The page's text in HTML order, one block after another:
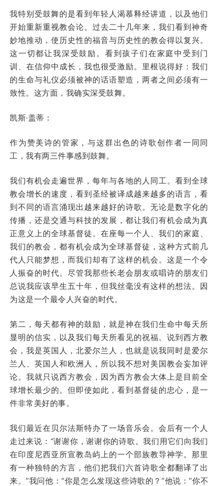
我特别受鼓舞的是看到年轻人渴慕释经讲道，以及他们
开始重新重视教会论。过去二十几年来，我们看到神奇
妙地推动，使历史性的福音与历史性的教会得以复兴。
这一切都让我深受鼓励。看到孩子们在家庭中受到门
训、在信仰中成长，我也很受激励。里根说得好：我们
的生命与礼仪必须被神的话语塑造，两者之间必须有一
致性。这方面，我确实深受鼓舞。
凯斯·盖蒂：
作为赞美诗的管家，与这群出色的诗歌创作者一同同
工，我有两三件事感到鼓舞。
我们有机会走遍世界，每年与各地的人同工。看到全球
教会增长的速度，看到圣经被译成越来越多的语言，看
到不同的语言涌现出越来越好的诗歌。无论是数字化的
传播，还是交通与科技的发展，都让我们有机会成为真
正意义上的全球基督徒。在座每一个人、我们的家庭、
我们的教会，都有机会成为全球基督徒，这种方式前几
代人只能梦想，而我们却有了这样的机会。这是一个令
人振奋的时代。尽管我那些长老会朋友或唱诗的朋友们
总说我应该早生五十年，但我丝毫没有这样的想法。因
为这是一个最令人兴奋的时代。
第二，每天都有神的鼓励，就是神在我们生命中每天所
显明的信实，以及我们每天所看见的祝福。说到西方教
会，我是英国人，北爱尔兰人，也就是说我同时是爱尔
兰人、英国人和欧洲人，所以我不想对美国教会妄加评
论。我就只说西方教会，因为西方教会大体上是目前全
球增长最少的。但即使如此，看到基督徒的忠心，是一
件非常美好的事。
我们最近在贝尔法斯特办了一场音乐会。会后有一个人
走过来说：“谢谢你，谢谢你的诗歌。我们用它们向我们
在印度尼西亚所宣教岛屿上的一个部族教导神学。那里
有一种独特的方言，他们把我们六首诗歌全都翻译了出
来。”我问他：“你是怎么发现这些诗歌的？”他说：“你不